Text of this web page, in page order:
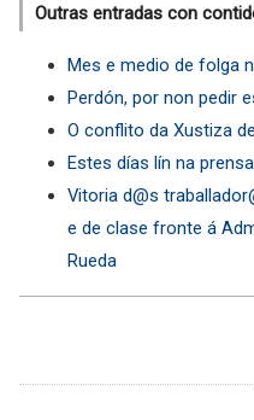
Outras entradas con
Mes e medio de folga
Perdón, por non pedir
O conflito da Xustiza
Estes días lín na
Vitoria d@s
e de clase fronte á
Rueda